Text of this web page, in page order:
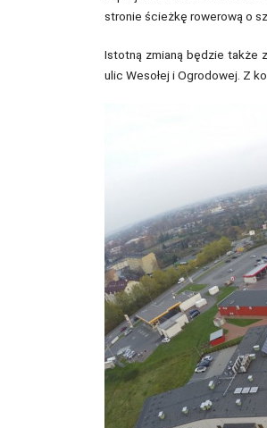
stronie ścieżkę rowerową o
Istotną zmianą będzie także
ulic Wesołej i Ogrodowej. Z